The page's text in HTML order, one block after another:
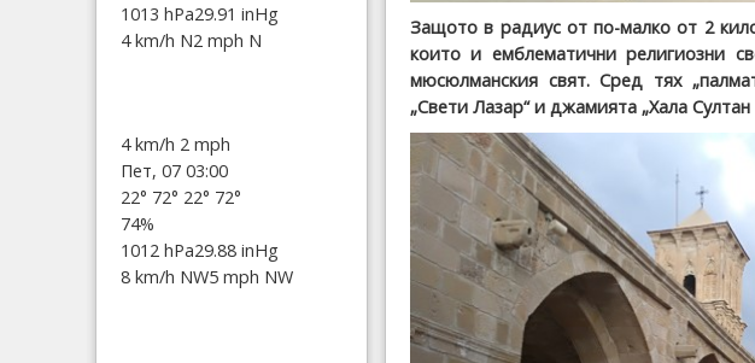
Защото в радиус от по-малко от 2
които и емблематични религиозни
мюсюлманския свят. Сред тях
„Свети Лазар“ и джамията „Хала Султан
1013 hPa29.91 inHg
4 km/h N2 mph N
4 km/h 2 mph
Пет, 07 03:00
22° 72° 22° 72°
74%
1012 hPa29.88 inHg
8 km/h NW5 mph NW